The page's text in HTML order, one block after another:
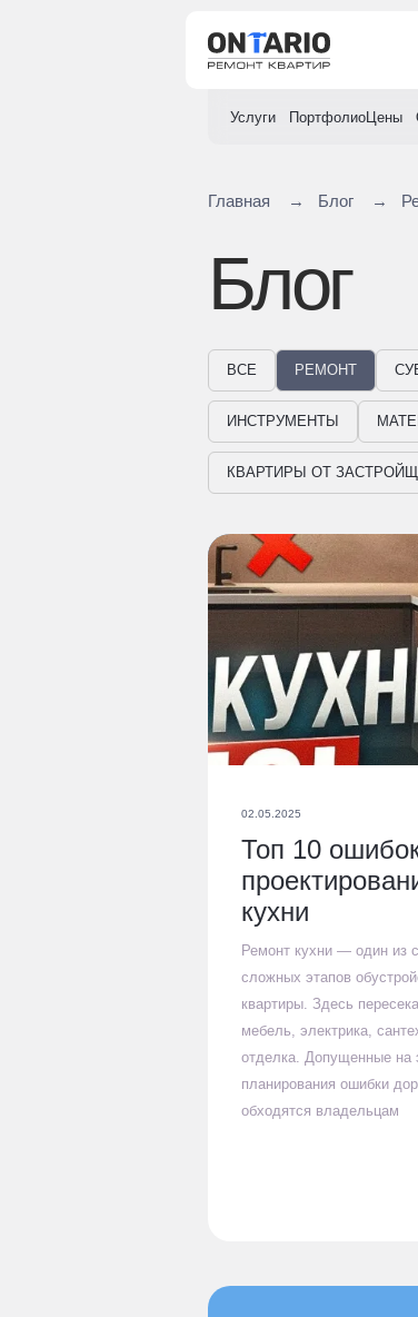
Услуги ПортфолиоЦены
Главная → Блог →
Блог
ВСЕ РЕМОНТ
ИНСТРУМЕНТЫ
КВАРТИРЫ ОТ
02.05.2025
Топ 10
кухни
Ремонт кухни — один из
сложных этапов
квартиры. Здесь
мебель, электрика,
отделка. Допущенные на
планирования ошибки
обходятся владельцам